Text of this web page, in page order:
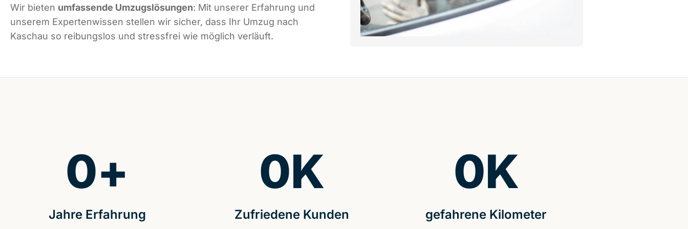
Wir bieten umfassende Umzugslösungen: Mit unserer Erfahrung und
unserem Expertenwissen stellen wir sicher, dass Ihr Umzug nach
Kaschau so reibungslos und stressfrei wie möglich verläuft.
Jahre Erfahrung
0+
Zufriedene Kunden
0K
gefahrene Kilometer
0K